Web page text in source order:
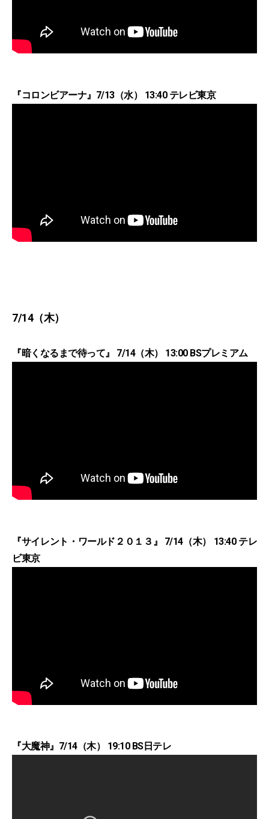
『コロンビアーナ』7/13（水） 13:40 テレビ東京
7/14（木）
『暗くなるまで待って』 7/14（木） 13:00 BSプレミアム
『サイレント・ワールド２０１３』 7/14（木） 13:40 テレ
ビ東京
『大魔神』7/14（木） 19:10 BS日テレ